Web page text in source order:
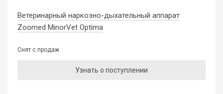
Ветеринарный наркозно-дыхательный аппарат
Zoomed MinorVet Optima
Снят с продаж
Узнать о поступлении